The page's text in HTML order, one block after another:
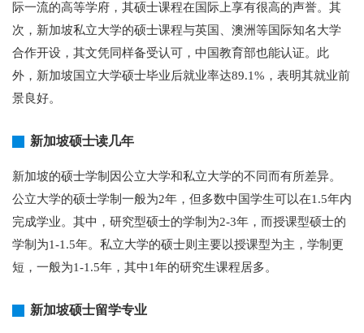
际一流的高等学府，其硕士课程在国际上享有很高的声誉。其
次，新加坡私立大学的硕士课程与英国、澳洲等国际知名大学
合作开设，其文凭同样备受认可，中国教育部也能认证。此
外，新加坡国立大学硕士毕业后就业率达89.1%，表明其就业前
景良好。
新加坡硕士读几年
新加坡的硕士学制因公立大学和私立大学的不同而有所差异。
公立大学的硕士学制一般为2年，但多数中国学生可以在1.5年内
完成学业。其中，研究型硕士的学制为2-3年，而授课型硕士的
学制为1-1.5年。私立大学的硕士则主要以授课型为主，学制更
短，一般为1-1.5年，其中1年的研究生课程居多。
新加坡硕士留学专业